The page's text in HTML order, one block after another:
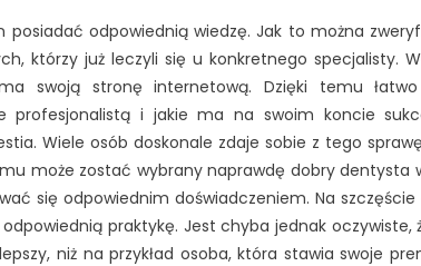
odpowiednią wiedzę. Jak to można
którzy już leczyli się u konkretnego specjalisty.
swoją stronę internetową. Dzięki temu
profesjonalistą i jakie ma na swoim koncie
Wiele osób doskonale zdaje sobie z tego
może zostać wybrany naprawdę dobry dentysta
się odpowiednim doświadczeniem. Na
praktykę. Jest chyba jednak oczywiste,
niż na przykład osoba, która stawia swoje